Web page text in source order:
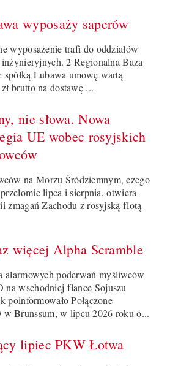
wyposaży saperów
wyposażenie trafi do oddziałów
2 Regionalna Baza
spółką Lubawa umowę wartą
brutto na dostawę ...
nie słowa. Nowa
UE wobec rosyjskich
na Morzu Śródziemnym, czego
lipca i sierpnia, otwiera
zmagań Zachodu z rosyjską flotą
więcej Alpha Scramble
alarmowych poderwań myśliwców
na wschodniej flance Sojuszu
poinformowało Połączone
Brunssum, w lipcu 2026 roku o...
lipiec PKW Łotwa